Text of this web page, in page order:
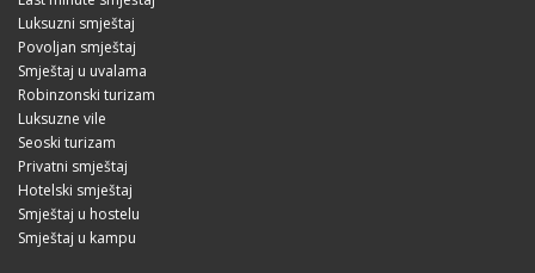
Luksuzni smještaj
Povoljan smještaj
Smještaj u uvalama
Robinzonski turizam
Luksuzne vile
Seoski turizam
Privatni smještaj
Hotelski smještaj
Smještaj u hostelu
Smještaj u kampu